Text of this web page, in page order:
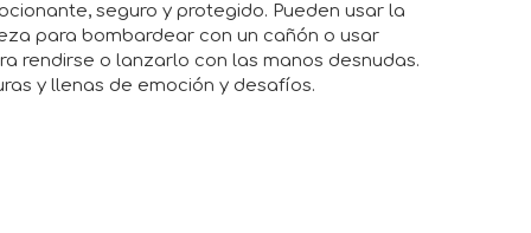
seguro y protegido. Pueden usar la
para bombardear con un cañón o usar
rendirse o lanzarlo con las manos desnudas.
y llenas de emoción y desafíos.